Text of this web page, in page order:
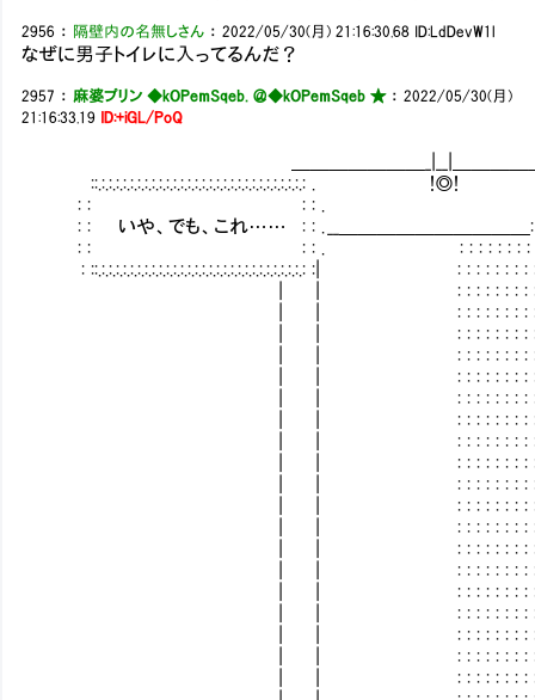
2956 ： 隔壁内の名無しさん ：2022/05/30(月) 21:16:30.68 ID:LdDevW1l
なぜに男子トイレに入ってるんだ？
2957 ： 麻婆プリン ◆kOPemSqeb. ＠◆kOPemSqeb ★：2022/05/30(月)
21:16:33.19
ID:+iGL/PoQ
::.:.:.:.:.:.:.:.:.:.:.:.:.:.:.:.:.:.:.:.:.:.:.:.:.:.:.:.:.:
: : : : .
: : いや、でも、これ…… : : . __＿＿＿＿＿＿＿＿＿
: : : : . : : : : : : : : : :ヽ
: ::.:.:.:.:.:.:.:.:.:.:.:.:.:.:.:.:.:.:.:.:.:.:.:.:.:.:.:.:.: :| : : : : : : :
| | : : : : : : : : : : :
| | : : : : : : : : : : :
| | : : : : : : : : : : :
| | : : : : : : : : : : :
| | : : : : : : : : : : :
| | : : : : : : : : : : :
| | : : : : : : : : : : :
| | : : : : : : : : : : :
| | : : : : : : : : : : :
| | : : : : : : : : : : :
| | : : : : : : : : : : :
| | : : : : : : : : : : :
| | : : : : : : : : : : :
| | : : : : : : : : : : :
| | : : : : : : : : : : :
| | : : : : : : : : : : :
| | : : : : : : : : : : :
| | : : : : : : : : : : :
| | : : : : : : : : : : :